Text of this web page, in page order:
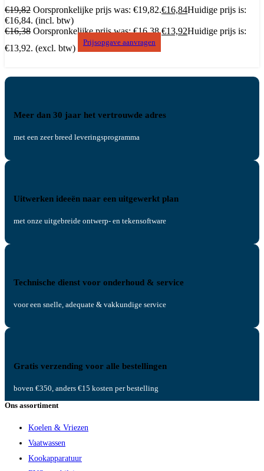
€19,82 Oorspronkelijke prijs was: €19,82.€16,84Huidige prijs is:
€16,84. (incl. btw)
€16,38 Oorspronkelijke prijs was: €16,38.€13,92Huidige prijs is:
€13,92. (excl. btw)
Prijsopgave aanvragen
Meer dan 30 jaar het vertrouwde adres
met een zeer breed leveringsprogramma
Uitwerken ideeën naar een uitgewerkt plan
met onze uitgebreide ontwerp- en tekensoftware
Technische dienst voor onderhoud & service
voor een snelle, adequate & vakkundige service
Gratis verzending voor alle bestellingen
boven €350, anders €15 kosten per bestelling
Ons assortiment
Koelen & Vriezen
Vaatwassen
Kookapparatuur